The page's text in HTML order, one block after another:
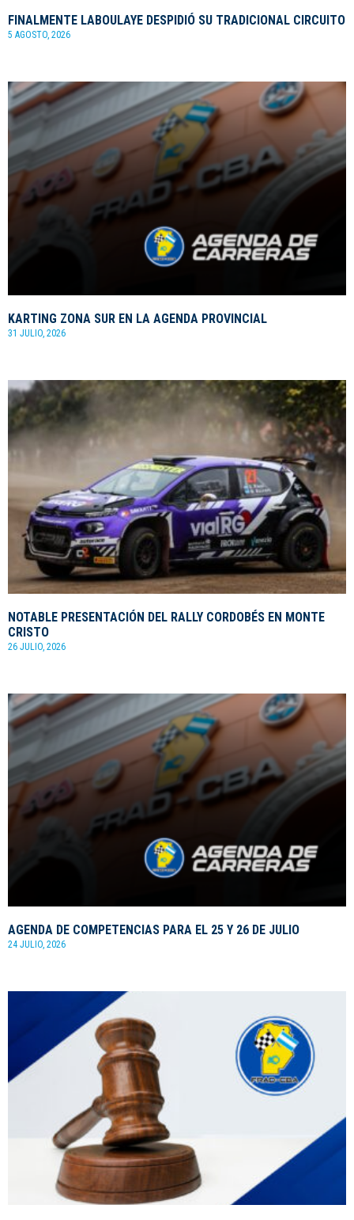
FINALMENTE LABOULAYE DESPIDIÓ SU TRADICIONAL CIRCUITO
5 AGOSTO, 2026
KARTING ZONA SUR EN LA AGENDA PROVINCIAL
31 JULIO, 2026
NOTABLE PRESENTACIÓN DEL RALLY CORDOBÉS EN MONTE
CRISTO
26 JULIO, 2026
AGENDA DE COMPETENCIAS PARA EL 25 Y 26 DE JULIO
24 JULIO, 2026